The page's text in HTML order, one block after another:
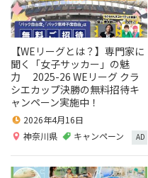
【WEリーグとは？】専門家に
聞く「女子サッカー」の魅
力 2025-26 WEリーグ クラ
シエカップ決勝の無料招待キ
ャンペーン実施中！
2026年4月16日
神奈川県
キャンペーン AD